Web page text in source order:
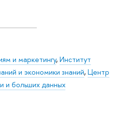
и маркетингу,Институт
и экономики знаний,Центр
и больших данных